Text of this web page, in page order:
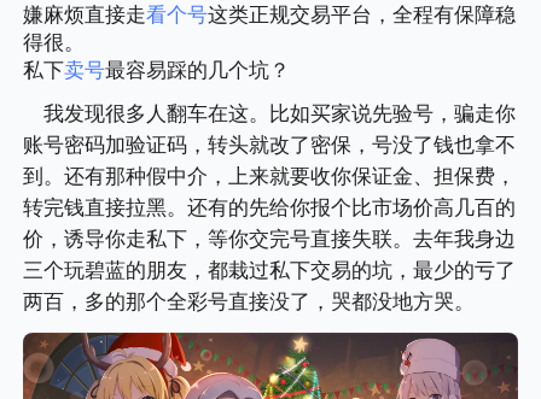
嫌麻烦直接走看个号这类正规交易平台，全程有保障稳
得很。
私下卖号最容易踩的几个坑？
我发现很多人翻车在这。比如买家说先验号，骗走你
账号密码加验证码，转头就改了密保，号没了钱也拿不
到。还有那种假中介，上来就要收你保证金、担保费，
转完钱直接拉黑。还有的先给你报个比市场价高几百的
价，诱导你走私下，等你交完号直接失联。去年我身边
三个玩碧蓝的朋友，都栽过私下交易的坑，最少的亏了
两百，多的那个全彩号直接没了，哭都没地方哭。